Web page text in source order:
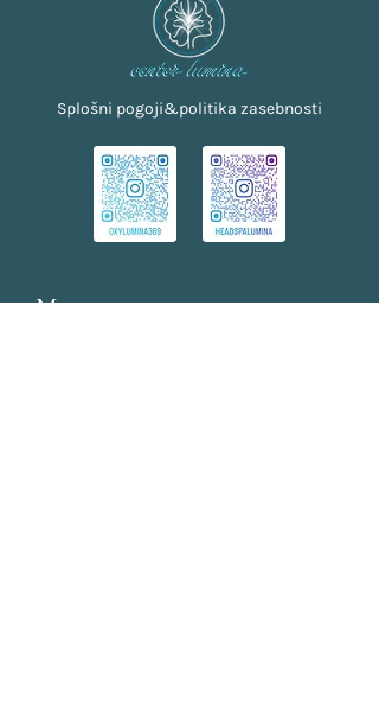
Splošni pogoji&politika zasebnosti
Menu